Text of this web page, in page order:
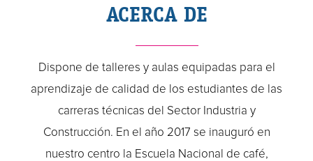
ACERCA DE
Dispone de talleres y aulas equipadas para el
aprendizaje de calidad de los estudiantes de las
carreras técnicas del Sector Industria y
Construcción. En el año 2017 se inauguró en
nuestro centro la Escuela Nacional de café,